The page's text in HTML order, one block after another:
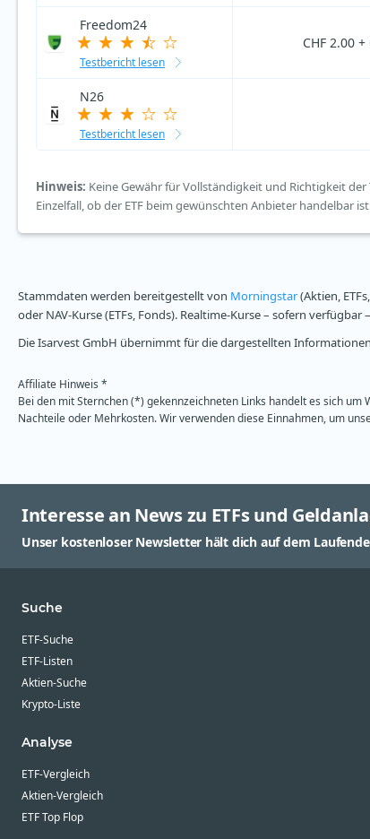
Freedom24
Testbericht lesen
CHF 2.00
N26
Testbericht lesen
Hinweis: Keine Gewähr für Vollständigkeit und Richtigkeit
Einzelfall, ob der ETF beim gewünschten Anbieter handelbar
Stammdaten werden bereitgestellt von Morningstar(Aktien,
oder NAV-Kurse (ETFs, Fonds). Realtime-Kurse – sofern
Die Isarvest GmbH übernimmt für die dargestellten
Affiliate Hinweis *
Bei den mit Sternchen (*) gekennzeichneten Links handelt es sich
Nachteile oder Mehrkosten. Wir verwenden diese Einnahmen, um
Interesse an News zu ETFs und
Unser kostenloser Newsletter hält dich auf dem
Suche
ETF-Suche
ETF-Listen
Aktien-Suche
Krypto-Liste
Analyse
ETF-Vergleich
Aktien-Vergleich
ETF Top Flop